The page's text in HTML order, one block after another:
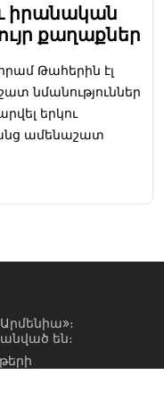
իրանական
քաղաքներ
Թահերին էլ
նմանություններ
երկու
ամենաշատ
են։